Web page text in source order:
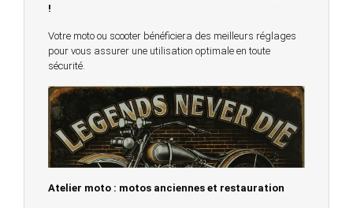
!
Votre moto ou scooter bénéficiera des meilleurs réglages
pour vous assurer une utilisation optimale en toute
sécurité.
Atelier moto : motos anciennes et restauration